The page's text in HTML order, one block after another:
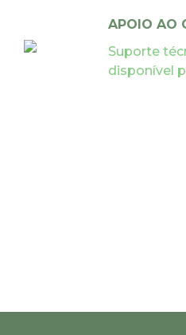
APOIO AO
Suporte
disponível